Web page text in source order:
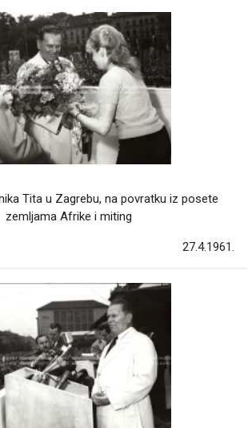
Tita u Zagrebu, na povratku iz posete
zemljama Afrike i miting
27.4.1961.